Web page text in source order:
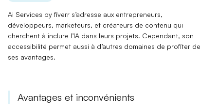
Ai Services by fiverr s’adresse aux entrepreneurs,
développeurs, marketeurs, et créateurs de contenu qui
cherchent à inclure l’IA dans leurs projets. Cependant, son
accessibilité permet aussi à d’autres domaines de profiter de
ses avantages.
Avantages et inconvénients